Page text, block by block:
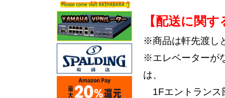
【配送に関
※商品は軒先渡し
※エレベーターが
は、
1Fエントランス